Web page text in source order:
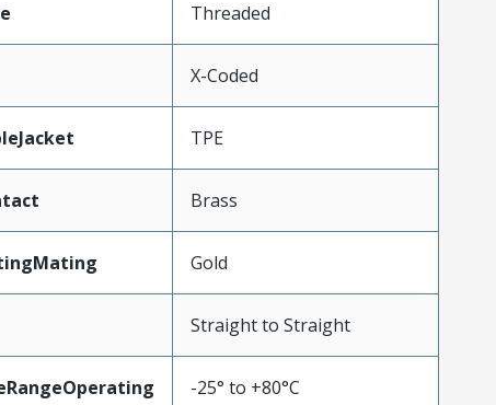
Threaded
X-Coded
TPE
Brass
Gold
Straight to Straight
-25° to +80°C